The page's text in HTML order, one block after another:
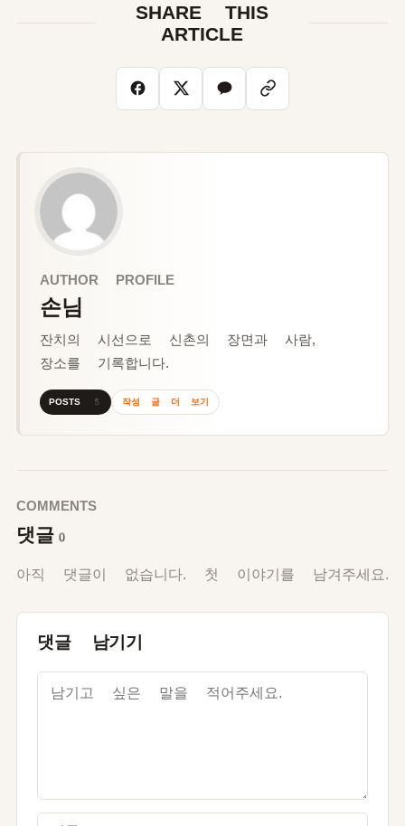
SHARE THIS
ARTICLE
AUTHOR PROFILE
손님
잔치의 시선으로 신촌의 장면과 사람,
장소를 기록합니다.
POSTS 5 작성 글 더 보기
COMMENTS
댓글 0
아직 댓글이 없습니다. 첫 이야기를 남겨주세요.
댓글 남기기
이름